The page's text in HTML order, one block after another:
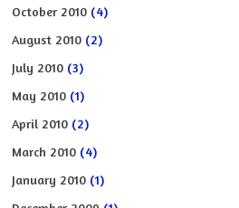
October 2010 (4)
August 2010 (2)
July 2010 (3)
May 2010 (1)
April 2010 (2)
March 2010 (4)
January 2010 (1)